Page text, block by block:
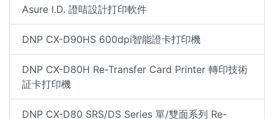
Asure I.D. 證咭設計打印軟件
DNP CX-D90HS 600dpi智能證卡打印機
DNP CX-D80H Re-Transfer Card Printer 轉印技術
証卡打印機
DNP CX-D80 SRS/DS Series 單/雙面系列 Re-